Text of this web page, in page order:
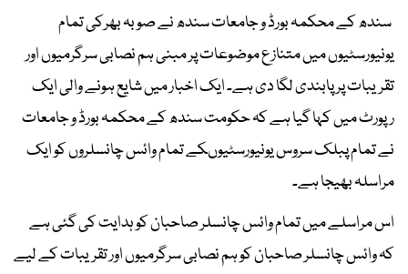
سندھ کے محکمہ بورڈ و جامعات سندھ نے صوبہ بھرکی تمام
یونیورسٹیوں میں متنازع موضوعات پر مبنی ہم نصابی سرگرمیوں اور
تقریبات پر پابندی لگا دی ہے۔ ایک اخبار میں شایع ہونے والی ایک
رپورٹ میں کہا گیا ہے کہ حکومت سندھ کے محکمہ بورڈ و جامعات
نے تمام پبلک سروس یونیورسٹیوںکے تمام وائس چانسلروں کو ایک
مراسلہ بھیجا ہے۔
اس مراسلے میں تمام وائس چانسلر صاحبان کو ہدایت کی گئی ہے
کہ وائس چانسلر صاحبان کو ہم نصابی سرگرمیوں اور تقریبات کے لیے